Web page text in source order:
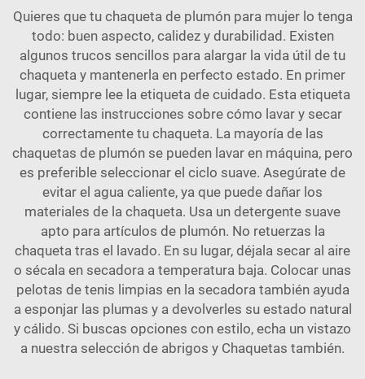
Quieres que tu chaqueta de plumón para mujer lo tenga
todo: buen aspecto, calidez y durabilidad. Existen
algunos trucos sencillos para alargar la vida útil de tu
chaqueta y mantenerla en perfecto estado. En primer
lugar, siempre lee la etiqueta de cuidado. Esta etiqueta
contiene las instrucciones sobre cómo lavar y secar
correctamente tu chaqueta. La mayoría de las
chaquetas de plumón se pueden lavar en máquina, pero
es preferible seleccionar el ciclo suave. Asegúrate de
evitar el agua caliente, ya que puede dañar los
materiales de la chaqueta. Usa un detergente suave
apto para artículos de plumón. No retuerzas la
chaqueta tras el lavado. En su lugar, déjala secar al aire
o sécala en secadora a temperatura baja. Colocar unas
pelotas de tenis limpias en la secadora también ayuda
a esponjar las plumas y a devolverles su estado natural
y cálido. Si buscas opciones con estilo, echa un vistazo
a nuestra selección de abrigos y Chaquetas también.